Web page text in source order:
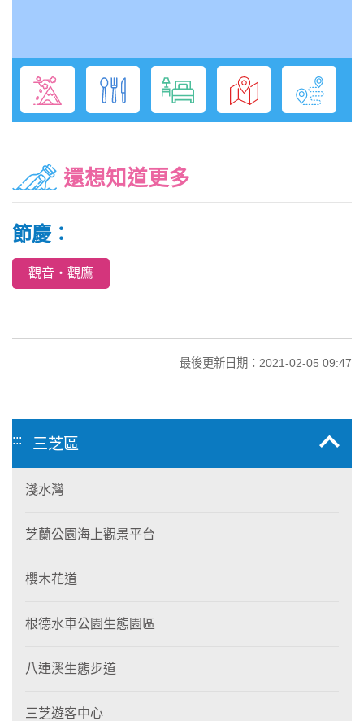
還想知道更多
節慶：
觀音‧觀鷹
最後更新日期：2021-02-05 09:47
::: 三芝區
淺水灣
芝蘭公園海上觀景平台
櫻木花道
根德水車公園生態園區
八連溪生態步道
三芝遊客中心